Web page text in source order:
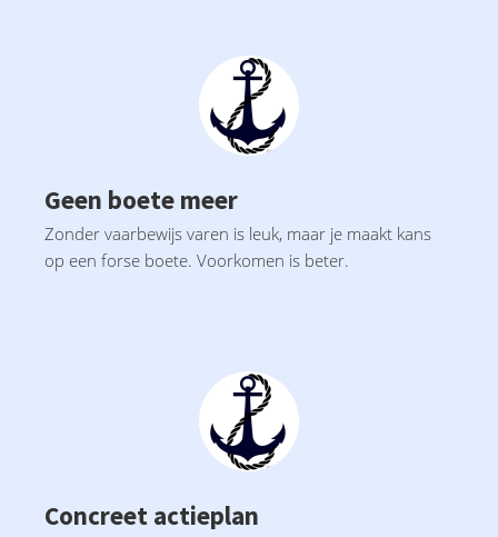
Geen boete meer
Zonder vaarbewijs varen is leuk, maar je maakt kans
op een forse boete. Voorkomen is beter.
Concreet actieplan